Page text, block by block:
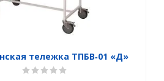
тележка ТПБВ‑01 «Д»